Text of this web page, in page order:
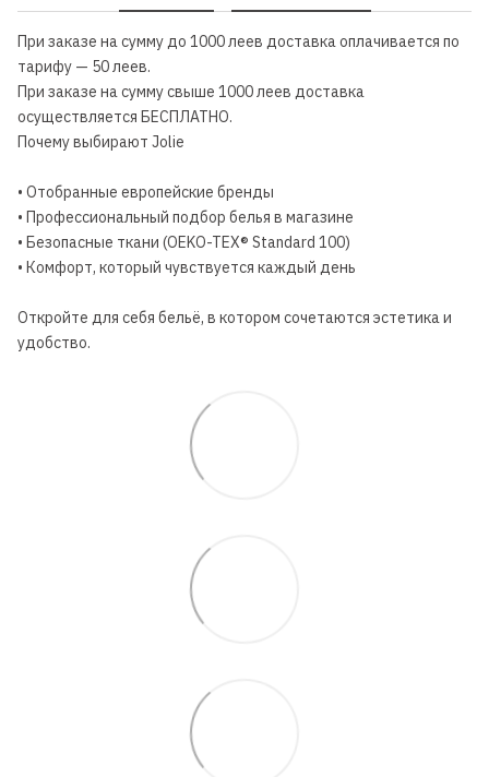
При заказе на сумму до 1000 леев доставка оплачивается по
тарифу — 50 леев.
При заказе на сумму свыше 1000 леев доставка
осуществляется БЕСПЛАТНО.
Почему выбирают Jolie
• Отобранные европейские бренды
• Профессиональный подбор белья в магазине
• Безопасные ткани (OEKO-TEX® Standard 100)
• Комфорт, который чувствуется каждый день
Откройте для себя бельё, в котором сочетаются эстетика и
удобство.